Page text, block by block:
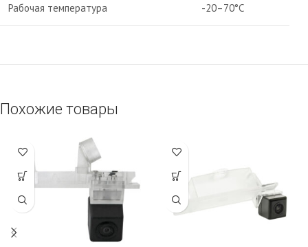
Рабочая температура -20–70°C
Похожие товары